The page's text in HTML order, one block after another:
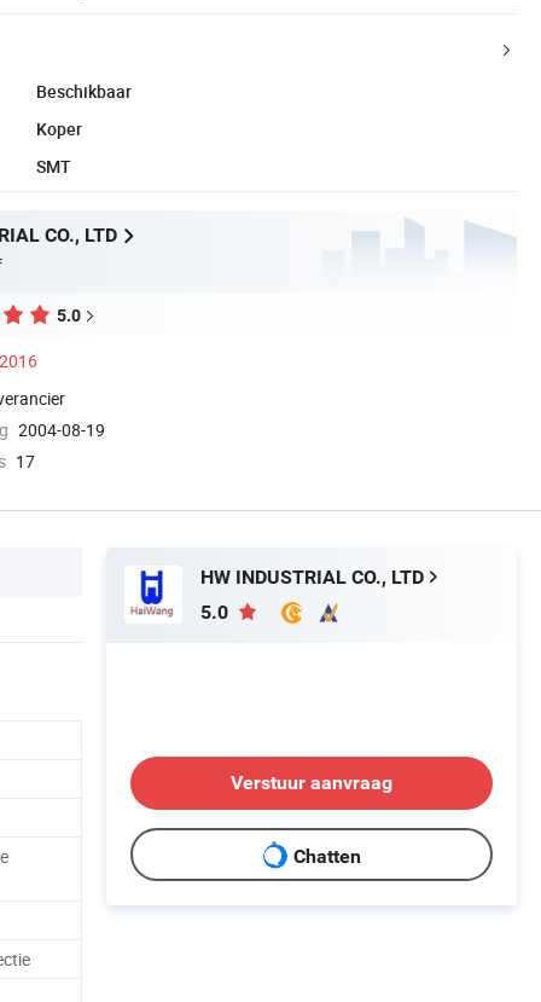
Beschikbaar
Koper
SMT
CO., LTD
5.0
2004-08-19
17
HW INDUSTRIAL CO., LTD
5.0
Verstuur aanvraag
Chatten